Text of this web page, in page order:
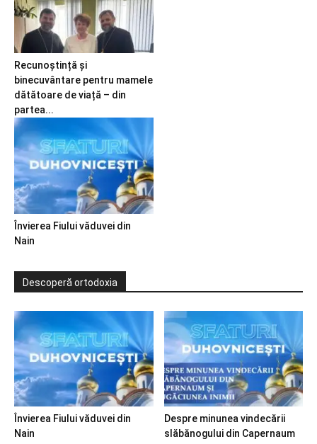
Recunoștință și
binecuvântare pentru mamele
dătătoare de viață – din
partea...
Învierea Fiului văduvei din
Nain
Descoperă ortodoxia
Învierea Fiului văduvei din
Nain
Despre minunea vindecării
slăbănogului din Capernaum